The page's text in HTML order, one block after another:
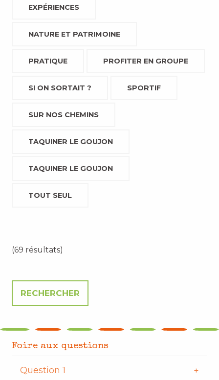
EXPÉRIENCES
NATURE ET PATRIMOINE
PRATIQUE PROFITER EN GROUPE
SI ON SORTAIT ? SPORTIF
SUR NOS CHEMINS
TAQUINER LE GOUJON
TAQUINER LE GOUJON
TOUT SEUL
(69 résultats)
Foire aux questions
Question 1